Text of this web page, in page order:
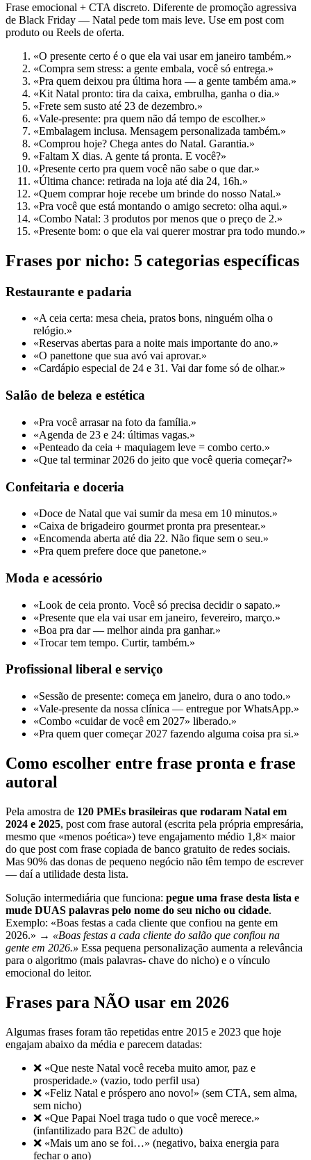
Frase emocional + CTA discreto. Diferente de promoção agressiva
de Black Friday — Natal pede tom mais leve. Use em post com
produto ou Reels de oferta.
«O presente certo é o que ela vai usar em janeiro também.»
«Compra sem stress: a gente embala, você só entrega.»
«Pra quem deixou pra última hora — a gente também ama.»
«Kit Natal pronto: tira da caixa, embrulha, ganha o dia.»
«Frete sem susto até 23 de dezembro.»
«Vale-presente: pra quem não dá tempo de escolher.»
«Embalagem inclusa. Mensagem personalizada também.»
«Comprou hoje? Chega antes do Natal. Garantia.»
«Faltam X dias. A gente tá pronta. E você?»
«Presente certo pra quem você não sabe o que dar.»
«Última chance: retirada na loja até dia 24, 16h.»
«Quem comprar hoje recebe um brinde do nosso Natal.»
«Pra você que está montando o amigo secreto: olha aqui.»
«Combo Natal: 3 produtos por menos que o preço de 2.»
«Presente bom: o que ela vai querer mostrar pra todo mundo.»
Frases por nicho: 5 categorias específicas
Restaurante e padaria
«A ceia certa: mesa cheia, pratos bons, ninguém olha o
relógio.»
«Reservas abertas para a noite mais importante do ano.»
«O panettone que sua avó vai aprovar.»
«Cardápio especial de 24 e 31. Vai dar fome só de olhar.»
Salão de beleza e estética
«Pra você arrasar na foto da família.»
«Agenda de 23 e 24: últimas vagas.»
«Penteado da ceia + maquiagem leve = combo certo.»
«Que tal terminar 2026 do jeito que você queria começar?»
Confeitaria e doceria
«Doce de Natal que vai sumir da mesa em 10 minutos.»
«Caixa de brigadeiro gourmet pronta pra presentear.»
«Encomenda aberta até dia 22. Não fique sem o seu.»
«Pra quem prefere doce que panetone.»
Moda e acessório
«Look de ceia pronto. Você só precisa decidir o sapato.»
«Presente que ela vai usar em janeiro, fevereiro, março.»
«Boa pra dar — melhor ainda pra ganhar.»
«Trocar tem tempo. Curtir, também.»
Profissional liberal e serviço
«Sessão de presente: começa em janeiro, dura o ano todo.»
«Vale-presente da nossa clínica — entregue por WhatsApp.»
«Combo «cuidar de você em 2027» liberado.»
«Pra quem quer começar 2027 fazendo alguma coisa pra si.»
Como escolher entre frase pronta e frase
autoral
Pela amostra de 120 PMEs brasileiras que rodaram Natal em
2024 e 2025, post com frase autoral (escrita pela própria empresária,
mesmo que «menos poética») teve engajamento médio 1,8× maior
do que post com frase copiada de banco gratuito de redes sociais.
Mas 90% das donas de pequeno negócio não têm tempo de escrever
— daí a utilidade desta lista.
Solução intermediária que funciona: pegue uma frase desta lista e
mude DUAS palavras pelo nome do seu nicho ou cidade.
Exemplo: «Boas festas a cada cliente que confiou na gente em
2026.» → «Boas festas a cada cliente do salão que confiou na
gente em 2026.» Essa pequena personalização aumenta a relevância
para o algoritmo (mais palavras- chave do nicho) e o vínculo
emocional do leitor.
Frases para NÃO usar em 2026
Algumas frases foram tão repetidas entre 2015 e 2023 que hoje
engajam abaixo da média e parecem datadas:
❌ «Que neste Natal você receba muito amor, paz e
prosperidade.» (vazio, todo perfil usa)
❌ «Feliz Natal e próspero ano novo!» (sem CTA, sem alma,
sem nicho)
❌ «Que Papai Noel traga tudo o que você merece.»
(infantilizado para B2C de adulto)
❌ «Mais um ano se foi…» (negativo, baixa energia para
fechar o ano)